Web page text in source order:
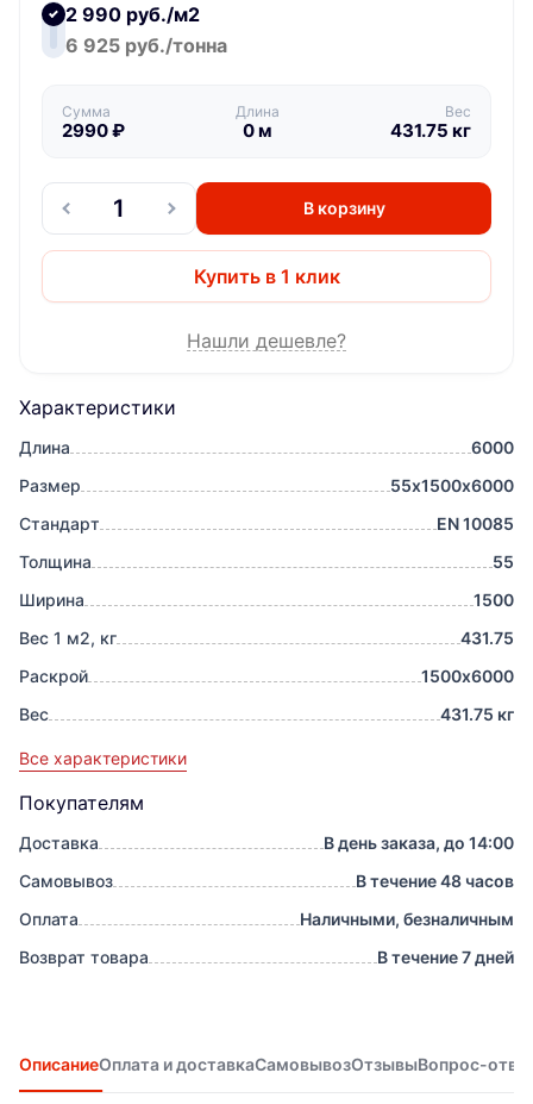
Характеристики
Длина
6000
Размер
55х1500х6000
Стандарт
EN 10085
Толщина
55
Ширина
1500
Вес 1 м2, кг
431.75
Раскрой
1500х6000
Вес
431.75 кг
Все характеристики
Покупателям
Доставка
В день заказа, до 14:00
Самовывоз
В течение 48 часов
Оплата
Наличными, безналичным
Возврат товара
В течение 7 дней
2 990 руб./м2
6 925 руб./тонна
Сумма
2990₽
Длина
0м
Вес
431.75 кг
В корзину
Купить в 1 клик
Нашли дешевле?
ОписаниеОплата и доставкаСамовывозОтзывыВопрос-